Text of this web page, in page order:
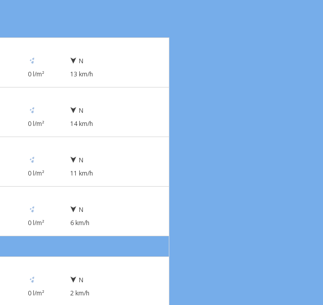
0 l/m²
N
13 km/h
0 l/m²
N
14 km/h
0 l/m²
N
11 km/h
0 l/m²
N
6 km/h
0 l/m²
N
2 km/h